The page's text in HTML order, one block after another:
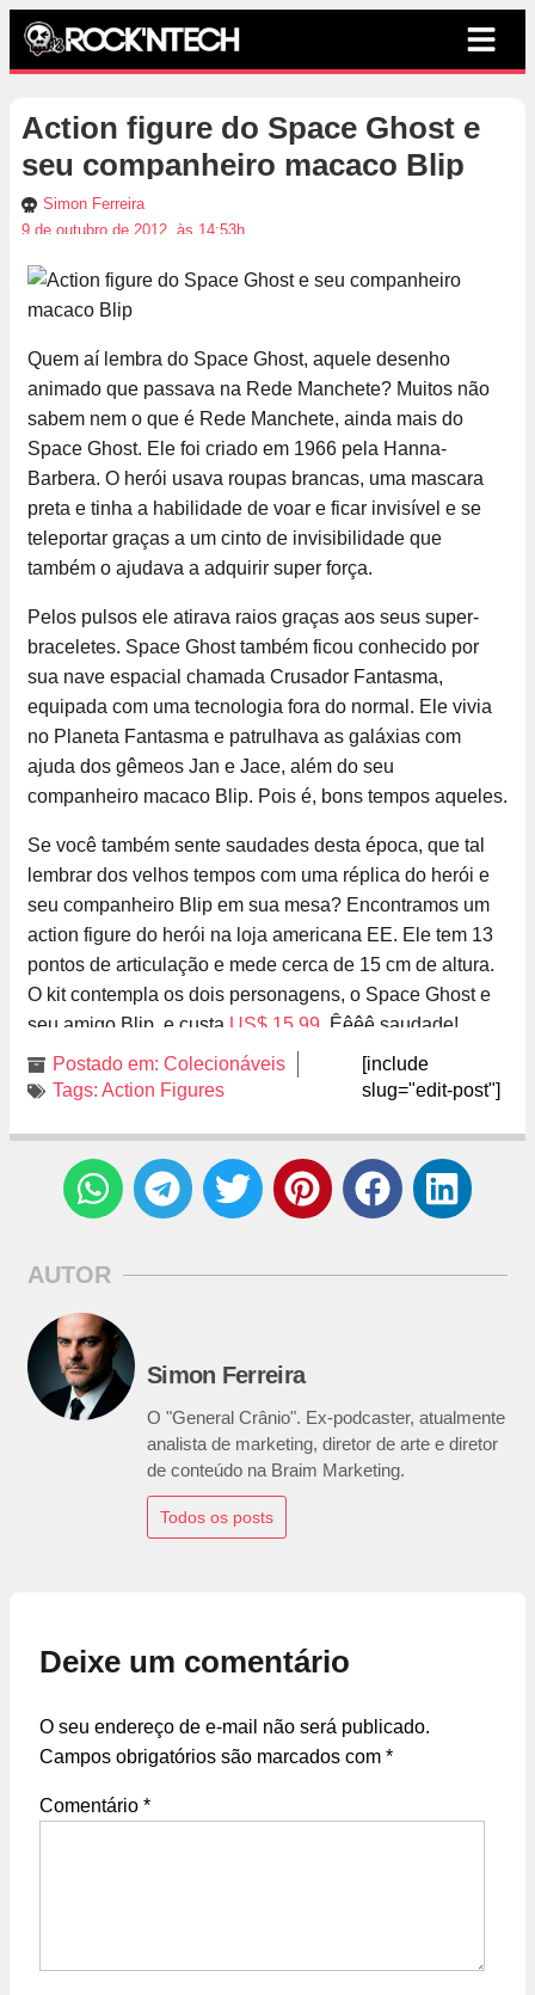
Action figure do Space Ghost e
seu companheiro macaco Blip
Simon Ferreira
9 de outubro de 2012, às 14:53h
Quem aí lembra do Space Ghost, aquele desenho
animado que passava na Rede Manchete? Muitos não
sabem nem o que é Rede Manchete, ainda mais do
Space Ghost. Ele foi criado em 1966 pela Hanna-
Barbera. O herói usava roupas brancas, uma mascara
preta e tinha a habilidade de voar e ficar invisível e se
teleportar graças a um cinto de invisibilidade que
também o ajudava a adquirir super força.
Pelos pulsos ele atirava raios graças aos seus super-
braceletes. Space Ghost também ficou conhecido por
sua nave espacial chamada Crusador Fantasma,
equipada com uma tecnologia fora do normal. Ele vivia
no Planeta Fantasma e patrulhava as galáxias com
ajuda dos gêmeos Jan e Jace, além do seu
companheiro macaco Blip. Pois é, bons tempos aqueles.
Se você também sente saudades desta época, que tal
lembrar dos velhos tempos com uma réplica do herói e
seu companheiro Blip em sua mesa? Encontramos um
action figure do herói na loja americana EE. Ele tem 13
pontos de articulação e mede cerca de 15 cm de altura.
O kit contempla os dois personagens, o Space Ghost e
seu amigo Blip, e custa US$ 15.99 . Êêêê saudade!
Postado em: Colecionáveis
Tags: Action Figures
[include
slug="edit-post"]
AUTOR
Simon Ferreira
O "General Crânio". Ex-podcaster, atualmente
analista de marketing, diretor de arte e diretor
de conteúdo na Braim Marketing.
Todos os posts
Deixe um comentário
O seu endereço de e-mail não será publicado.
Campos obrigatórios são marcados com *
Comentário *